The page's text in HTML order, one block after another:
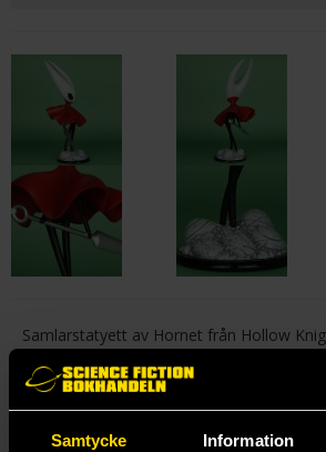
Samtycke Information
Samlarstatyett av Hornet från Hollow